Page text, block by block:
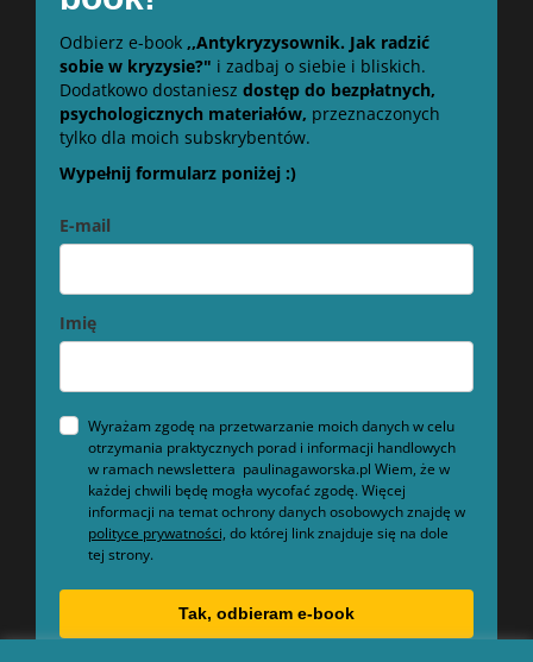
Odbierz e-book ,,Antykryzysownik. Jak radzić
sobie w kryzysie?" i zadbaj o siebie i bliskich.
Dodatkowo dostaniesz dostęp do bezpłatnych,
psychologicznych materiałów, przeznaczonych
tylko dla moich subskrybentów.
Wypełnij formularz poniżej :)
E-mail
Imię
Wyrażam zgodę na przetwarzanie moich danych w celu
otrzymania praktycznych porad i informacji handlowych
w ramach newslettera paulinagaworska.pl Wiem, że w
każdej chwili będę mogła wycofać zgodę. Więcej
informacji na temat ochrony danych osobowych znajdę w
polityce prywatności, do której link znajduje się na dole
tej strony.
Tak, odbieram e-book